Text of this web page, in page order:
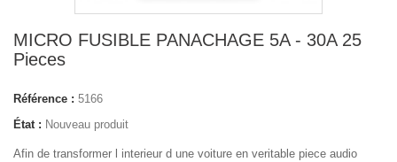
MICRO FUSIBLE PANACHAGE 5A - 30A 25
Pieces
Référence : 5166
État : Nouveau produit
Afin de transformer l interieur d une voiture en veritable piece audio